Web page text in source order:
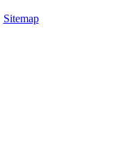
Sitemap